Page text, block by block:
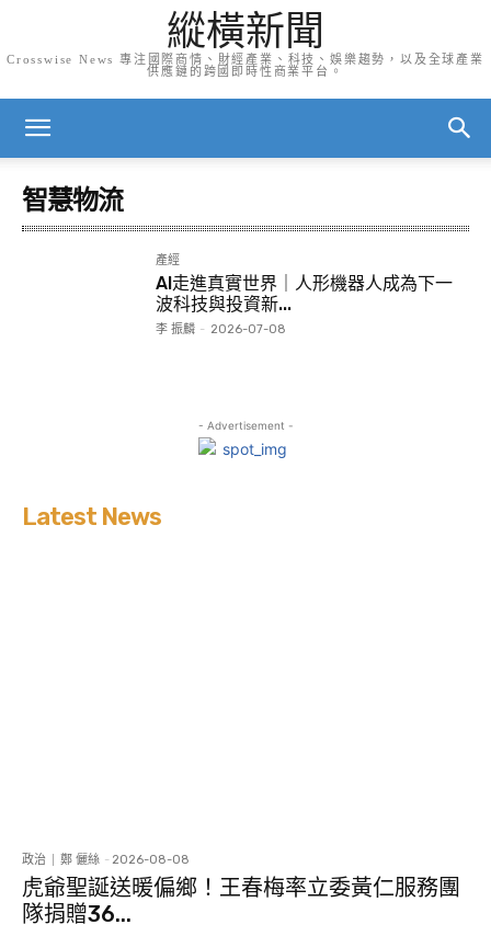
縱橫新聞
Crosswise News 專注國際商情、財經產業、科技、娛樂趨勢，以及全球產業
供應鏈的跨國即時性商業平台。
智慧物流
產經
AI走進真實世界｜人形機器人成為下一
波科技與投資新...
李 振麟 - 2026-07-08
- Advertisement -
Latest News
政治 鄭 儷絲 - 2026-08-08
虎爺聖誕送暖偏鄉！王春梅率立委黃仁服務團
隊捐贈36...